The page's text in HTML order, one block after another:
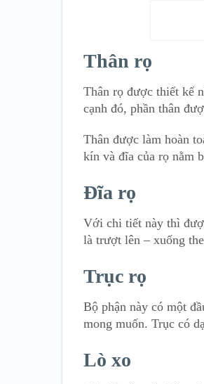
Thân rọ
Thân rọ được thiết kế
cạnh đó, phần thân
Thân được làm hoàn
kín và đĩa của rọ nằm
Đĩa rọ
Với chi tiết này thì
là trượt lên – xuống
Trục rọ
Bộ phận này có một
mong muốn. Trục có
Lò xo